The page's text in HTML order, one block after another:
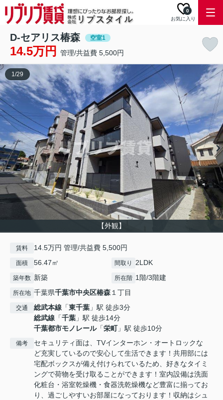
お気に入り
0
D-セアリス椿森 空室1
14.5万円 管理/共益費 5,500円
【外観】
1/29
賃料 14.5万円 管理/共益費 5,500円
面積 56.47㎡ 間取り 2LDK
築年数 新築 所在階 1階/3階建
所在地 千葉県千葉市中央区椿森１丁目
交通 総武本線 「東千葉 」駅 徒歩3分
総武線 「千葉 」駅 徒歩14分
千葉都市モノレール「栄町」駅 徒歩10分
備考
セキュリティ面は、TVインターホン・オートロックな
ど充実しているので安心して生活できます！共用部には
宅配ボックスが備え付けられているため、好きなタイミ
ングで荷物を受け取ることができます！室内設備は洗面
化粧台・浴室乾燥機・食器洗乾燥機など豊富に揃ってお
り、過ごしやすいお部屋になっております！収納はシュ